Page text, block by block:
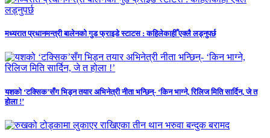
मध्यरात प्रधानमन्त्री बालेनको गुड फ्राइडे स्टाटस : कहिलेकाहीँ एक्लै लड्नुपर्छ
यशको ‘टक्सिक’सँग भिड्न तयार अभिनेत्री नीता भन्छिन्- ‘किन भाग्ने, रिलिज मिति सार्दिन, जे त
होला !’